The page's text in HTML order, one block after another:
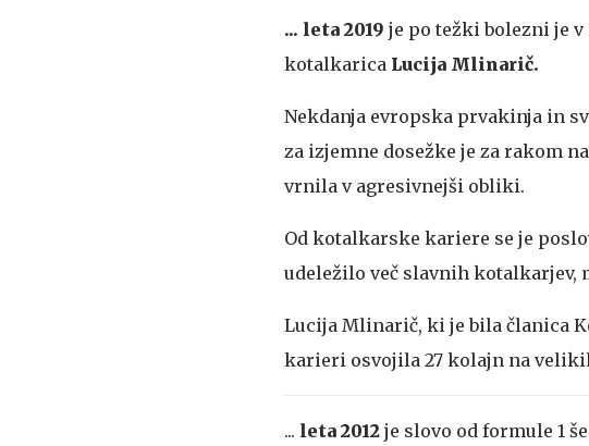
... leta 2019 je po težki bolezni je
kotalkarica Lucija Mlinarič.
Nekdanja evropska prvakinja in
za izjemne dosežke je za rakom
vrnila v agresivnejši obliki.
Od kotalkarske kariere se je
udeležilo več slavnih kotalkarjev,
Lucija Mlinarič, ki je bila članica
karieri osvojila 27 kolajn na
... leta 2012 je slovo od formule 1